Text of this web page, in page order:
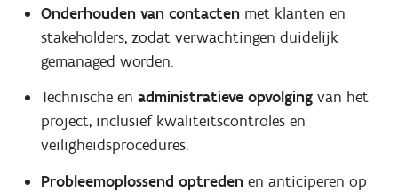
Onderhouden van contactenmet klanten en
stakeholders, zodat verwachtingen duidelijk
gemanaged worden.
Technische en administratieve opvolgingvan het
project, inclusief kwaliteitscontroles en
veiligheidsprocedures.
Probleemoplossend optredenen anticiperen op